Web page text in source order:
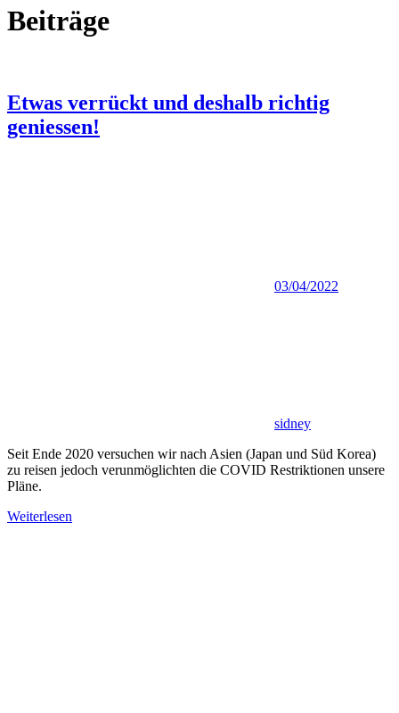
Beiträge
Etwas verrückt und deshalb richtig
geniessen!
03/04/2022
sidney
Seit Ende 2020 versuchen wir nach Asien (Japan und Süd Korea)
zu reisen jedoch verunmöglichten die COVID Restriktionen unsere
Pläne.
Weiterlesen